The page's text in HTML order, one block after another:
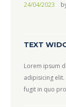
24/04/2023
TEXT
Lorem ipsum
adipisicing
fugit in quo